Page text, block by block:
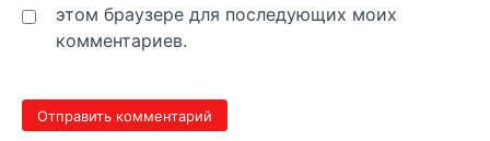
этом браузере для последующих моих
комментариев.